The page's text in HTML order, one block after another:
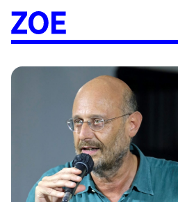
Accueil
À paraître
Catalogue
Auteur·ices
Agenda
Les éditions Zoé
Diffusion